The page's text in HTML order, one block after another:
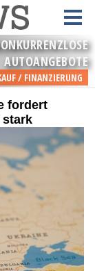
fordert
stark